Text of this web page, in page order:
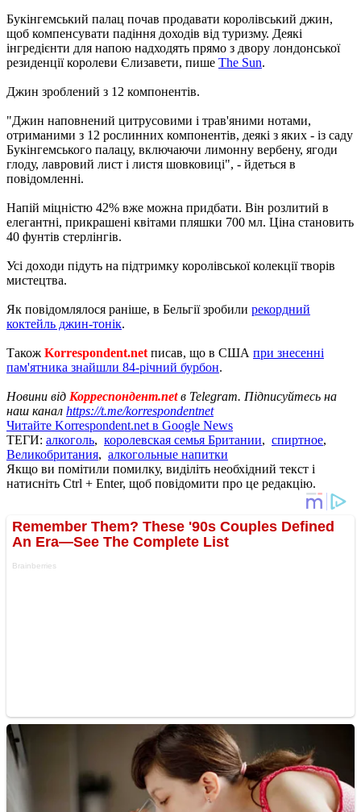
Букінгемський палац почав продавати королівський джин,
щоб компенсувати падіння доходів від туризму. Деякі
інгредієнти для напою надходять прямо з двору лондонської
резиденції королеви Єлизавети, пише The Sun.
Джин зроблений з 12 компонентів.
"Джин наповнений цитрусовими і трав'яними нотами,
отриманими з 12 рослинних компонентів, деякі з яких - із саду
Букінгемського палацу, включаючи лимонну вербену, ягоди
глоду, лавровий лист і листя шовковиці", - йдеться в
повідомленні.
Напій міцністю 42% вже можна придбати. Він розлитий в
елегантні, прикрашені квітами пляшки 700 мл. Ціна становить
40 фунтів стерлінгів.
Усі доходи підуть на підтримку королівської колекції творів
мистецтва.
Як повідомлялося раніше, в Бельгії зробили рекордний
коктейль джин-тонік.
Також Korrespondent.net писав, що в США при знесенні
пам'ятника знайшли 84-річний бурбон.
Новини від Корреспондент.netв Telegram. Підписуйтесь на
наш канал https://t.me/korrespondentnet
Читайте Korrespondent.net в Google News
ТЕГИ: алкоголь, королевская семья Британии, спиртное,
Великобритания, алкогольные напитки
Якщо ви помітили помилку, виділіть необхідний текст і
натисніть Ctrl + Enter, щоб повідомити про це редакцію.